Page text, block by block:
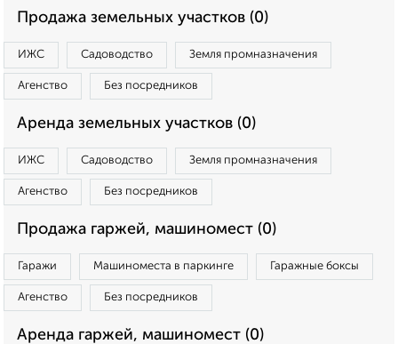
Продажа земельных участков (0)
ИЖС Садоводство Земля промназначения
Агенство Без посредников
Аренда земельных участков (0)
ИЖС Садоводство Земля промназначения
Агенство Без посредников
Продажа гаржей, машиномест (0)
Гаражи Машиноместа в паркинге Гаражные боксы
Агенство Без посредников
Аренда гаржей, машиномест (0)